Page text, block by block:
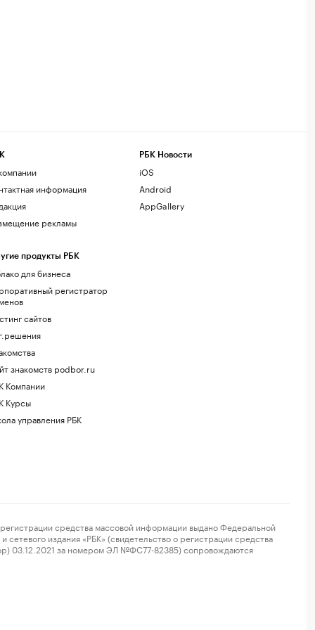
информация
рекламы
продукты РБК
для бизнеса
регистратор
сайтов
знакомств podbor.ru
Компании
Курсы
управления РБК
РБК Новости
iOS
Android
AppGallery
средства массовой информации выдано Федеральной
издания «РБК» (свидетельство о регистрации средства
03.12.2021 за номером ЭЛ №ФС77-82385) сопровождаются